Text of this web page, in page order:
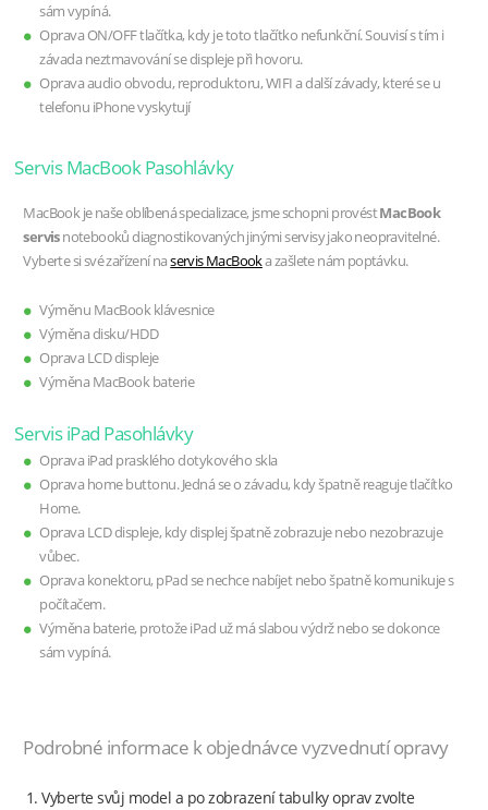
sám vypíná.
Oprava ON/OFF tlačítka, kdy je toto tlačítko nefunkční. Souvisí s tím i
závada neztmavování se displeje při hovoru.
Oprava audio obvodu, reproduktoru, WIFI a další závady, které se u
telefonu iPhone vyskytují
Servis MacBook Pasohlávky
MacBook je naše oblíbená specializace, jsme schopni provéstMacBook
servisnotebooků diagnostikovaných jinými servisy jako neopravitelné.
Vyberte si své zařízení naservis MacBooka zašlete nám poptávku.
Výměnu MacBook klávesnice
Výměna disku/HDD
Oprava LCD displeje
Výměna MacBook baterie
Servis iPad Pasohlávky
Oprava iPad prasklého dotykového skla
Oprava home buttonu. Jedná se o závadu, kdy špatně reaguje tlačítko
Home.
Oprava LCD displeje, kdy displej špatně zobrazuje nebo nezobrazuje
vůbec.
Oprava konektoru, pPad se nechce nabíjet nebo špatně komunikuje s
počítačem.
Výměna baterie, protože iPad už má slabou výdrž nebo se dokonce
sám vypíná.
Podrobné informace k objednávce vyzvednutí opravy
Vyberte svůj model a po zobrazení tabulky oprav zvolte